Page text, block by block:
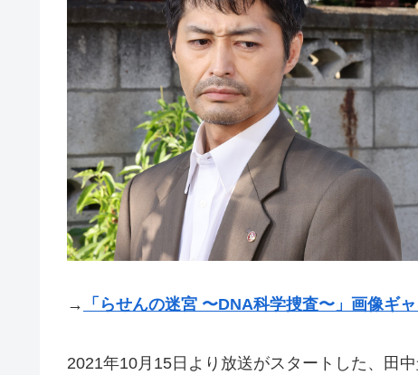
→ 「らせんの迷宮 〜DNA科学捜査〜」画像ギ
2021年10月15日より放送がスタートした、田